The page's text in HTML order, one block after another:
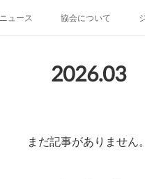
ニュース 協会について
2026.03
まだ記事がありません。